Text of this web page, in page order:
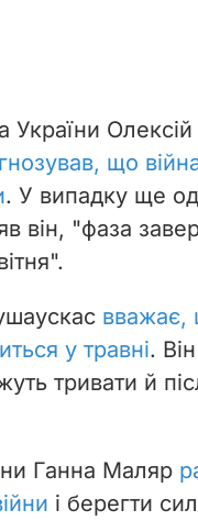
України Олексій
що
. У випадку ще
він, "фаза
вважає,
у травні. Він
тривати й
Ганна Маляр
і берегти